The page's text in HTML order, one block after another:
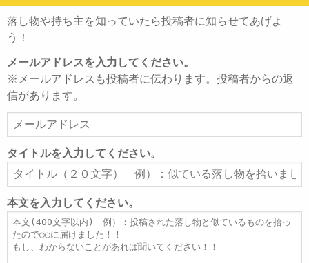
落し物や持ち主を知っていたら投稿者に知らせてあげよ
う！
メールアドレスを入力してください。
※メールアドレスも投稿者に伝わります。投稿者からの返
信があります。
ー
ル
ア
ド
レ
ス
タイトルを入力してください。
タ
イ
ト
ル
本文を入力してください。
本
文